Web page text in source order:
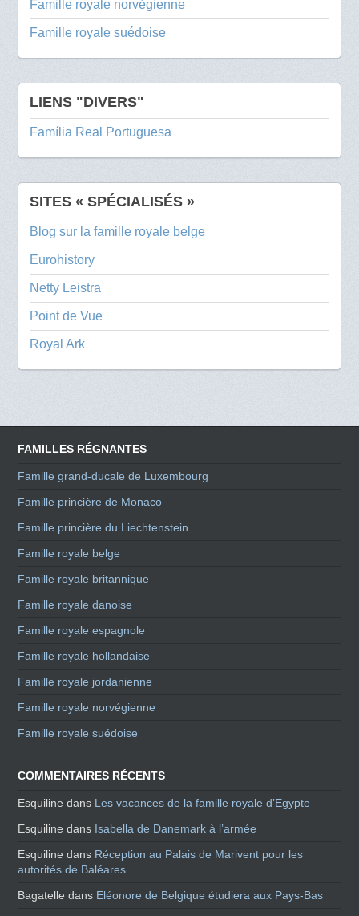
Famille royale norvégienne
Famille royale suédoise
LIENS "DIVERS"
Família Real Portuguesa
SITES « SPÉCIALISÉS »
Blog sur la famille royale belge
Eurohistory
Netty Leistra
Point de Vue
Royal Ark
FAMILLES RÉGNANTES
Famille grand-ducale de Luxembourg
Famille princière de Monaco
Famille princière du Liechtenstein
Famille royale belge
Famille royale britannique
Famille royale danoise
Famille royale espagnole
Famille royale hollandaise
Famille royale jordanienne
Famille royale norvégienne
Famille royale suédoise
COMMENTAIRES RÉCENTS
Esquiline dans Les vacances de la famille royale d’Egypte
Esquiline dans Isabella de Danemark à l’armée
Esquiline dans Réception au Palais de Marivent pour les
autorités de Baléares
Bagatelle dans Eléonore de Belgique étudiera aux Pays-Bas